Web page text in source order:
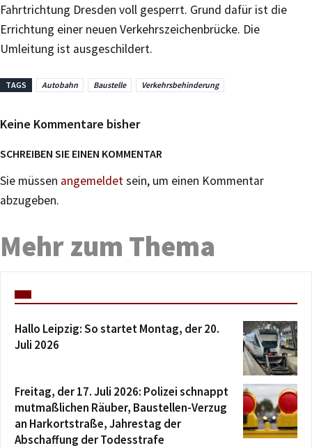
Fahrtrichtung Dresden voll gesperrt. Grund dafür ist die
Errichtung einer neuen Verkehrszeichenbrücke. Die
Umleitung ist ausgeschildert.
TAGS Autobahn Baustelle Verkehrsbehinderung
Keine Kommentare bisher
SCHREIBEN SIE EINEN KOMMENTAR
Sie müssen angemeldetsein, um einen Kommentar
abzugeben.
Mehr zum Thema
Hallo Leipzig: So startet Montag, der 20.
Juli 2026
Freitag, der 17. Juli 2026: Polizei schnappt
mutmaßlichen Räuber, Baustellen-Verzug
an Harkortstraße, Jahrestag der
Abschaffung der Todesstrafe